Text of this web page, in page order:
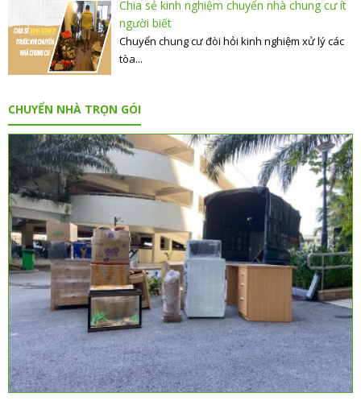
Chia sẻ kinh nghiệm chuyển nhà chung cư ít
người biết
Chuyển chung cư đòi hỏi kinh nghiệm xử lý các
tòa...
CHUYỂN NHÀ TRỌN GÓI